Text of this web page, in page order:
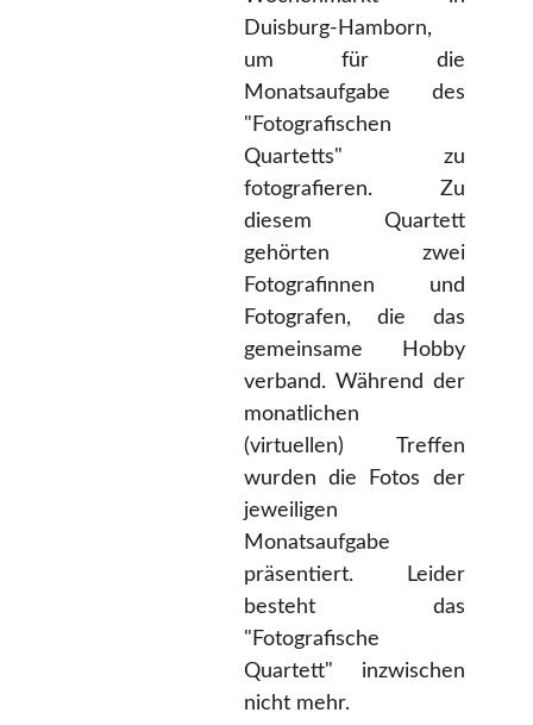
Duisburg-Hamborn,
um für die
Monatsaufgabe des
"Fotografischen
Quartetts" zu
fotografieren. Zu
diesem Quartett
gehörten zwei
Fotografinnen und
Fotografen, die das
gemeinsame Hobby
verband. Während der
monatlichen
(virtuellen) Treffen
wurden die Fotos der
jeweiligen
Monatsaufgabe
präsentiert. Leider
besteht das
"Fotografische
Quartett" inzwischen
nicht mehr.